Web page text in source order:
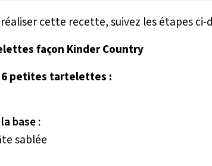
cette recette, suivez les étapes ci-
façon Kinder Country
6 petites tartelettes :
base :
sablée